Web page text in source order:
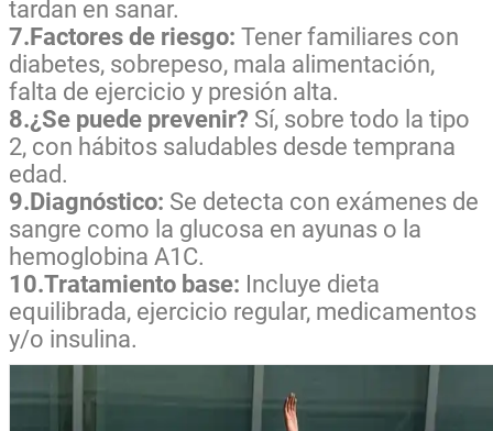
tardan en sanar.
7.Factores de riesgo: Tener familiares con
diabetes, sobrepeso, mala alimentación,
falta de ejercicio y presión alta.
8.¿Se puede prevenir? Sí, sobre todo la tipo
2, con hábitos saludables desde temprana
edad.
9.Diagnóstico: Se detecta con exámenes de
sangre como la glucosa en ayunas o la
hemoglobina A1C.
10.Tratamiento base: Incluye dieta
equilibrada, ejercicio regular, medicamentos
y/o insulina.